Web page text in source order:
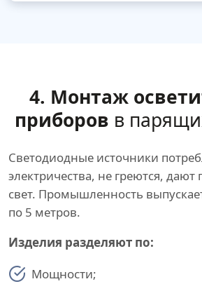
4. Монтаж
приборов в
Светодиодные источники
электричества, не греются, дают
свет. Промышленность
по 5 метров.
Изделия разделяют по:
Мощности;